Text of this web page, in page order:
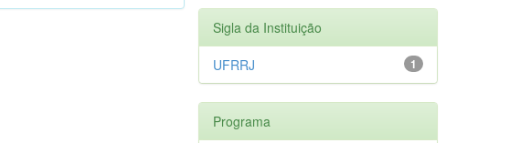
Sigla da Instituição
1
UFRRJ
Programa